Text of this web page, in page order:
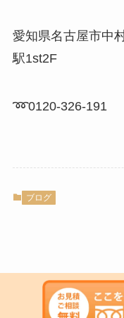
愛知県名古屋市中
駅1st2F
➿0120-326-191
ブログ